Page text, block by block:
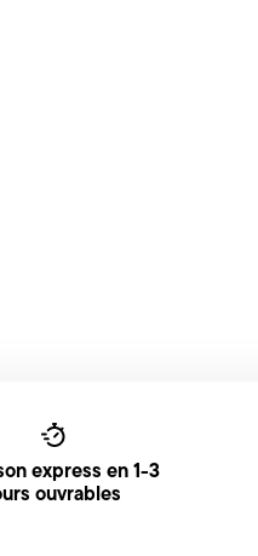
express en 1-3
ouvrables